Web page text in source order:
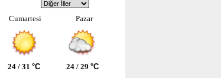
Cumartesi Pazar
24 / 31 °C 24 / 29 °C